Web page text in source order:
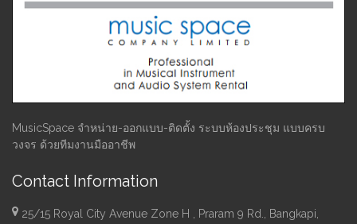
MusicSpace จำหน่าย-ออกแบบ-ติดตั้ง ระบบห้องประชุม แบบครบ
วงจร ด้วยทีมงานมืออาชีพ
Contact Information
25/15 Royal City Avenue Zone H , Praram 9 Rd., Bangkapi,